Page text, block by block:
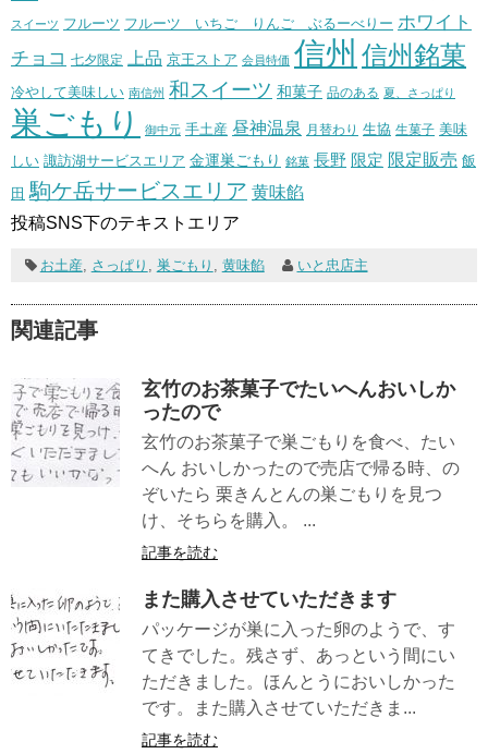
スイーツ フルーツ フルーツ いちご りんご ぶるーべりー ホワイト
チョコ 七夕限定 上品 京王ストア 会員特価 信州 信州銘菓
冷やして美味しい 南信州 和スイーツ 和菓子 品のある 夏、さっぱり
巣ごもり 御中元 手土産 昼神温泉 月替わり 生協 生菓子 美味
しい 諏訪湖サービスエリア 金運巣ごもり 銘菓 長野 限定 限定販売 飯
田 駒ケ岳サービスエリア 黄味餡
投稿SNS下のテキストエリア
お土産 さっぱり 巣ごもり 黄味餡 いと忠店主
関連記事
玄竹のお茶菓子でたいへんおいしか
ったので
玄竹のお茶菓子で巣ごもりを食べ、たい
へん おいしかったので売店で帰る時、の
ぞいたら 栗きんとんの巣ごもりを見つ
け、そちらを購入。 ...
記事を読む
また購入させていただきます
パッケージが巣に入った卵のようで、す
てきでした。残さず、あっという間にい
ただきました。ほんとうにおいしかった
です。また購入させていただきま...
記事を読む